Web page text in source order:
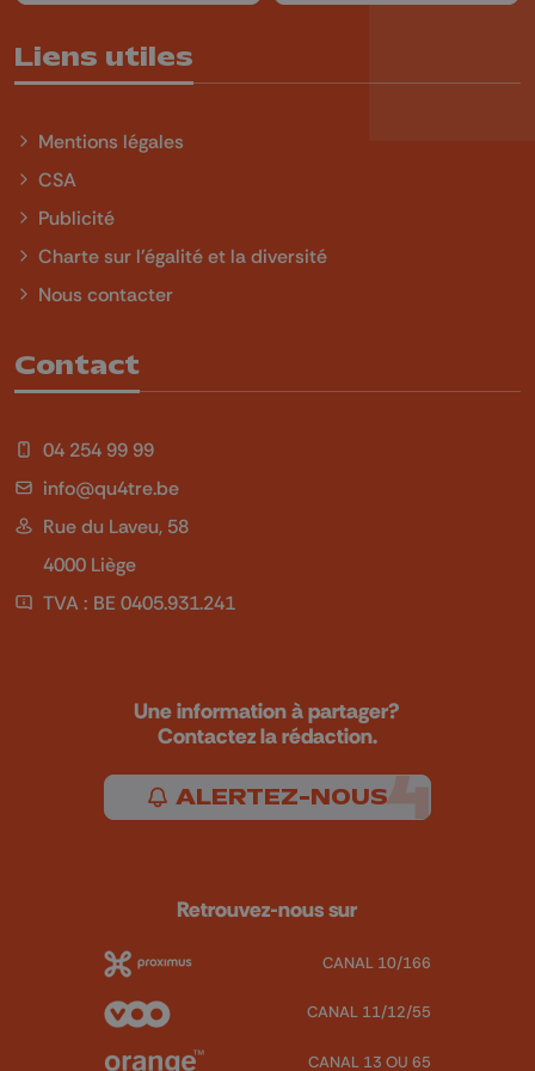
Liens utiles
Mentions légales
CSA
Publicité
Charte sur l'égalité et la diversité
Nous contacter
Contact
04 254 99 99
info@qu4tre.be
Rue du Laveu, 58
4000 Liège
TVA : BE 0405.931.241
Une information à partager?
Contactez la rédaction.
ALERTEZ-NOUS
Retrouvez-nous sur
CANAL 10/166
CANAL 11/12/55
CANAL 13 OU 65